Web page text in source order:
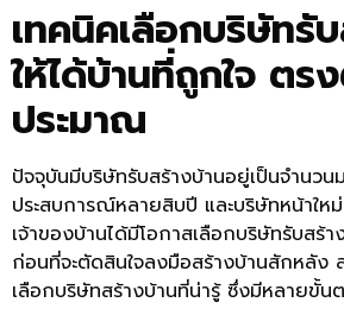
เทคนิคเลือกบริษัทรั
ให้ได้บ้านที่ถูกใจ ตร
ประมาณ
ปัจจุบันมีบริษัทรับสร้างบ้านอยู่เป็นจำนว
ประสบการณ์หลายสิบปี และบริษัทหน้าให
เจ้าของบ้านได้มีโอกาสเลือกบริษัทรับสร้า
ก่อนที่จะตัดสินใจลงมือสร้างบ้านสักหลัง
เลือกบริษัทสร้างบ้านที่น่ารู้ ซึ่งมีหลายขั้